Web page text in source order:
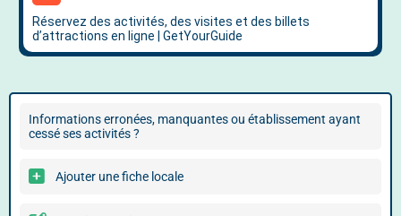
Informations erronées, manquantes ou établissement ayant
cessé ses activités ?
Ajouter une fiche locale